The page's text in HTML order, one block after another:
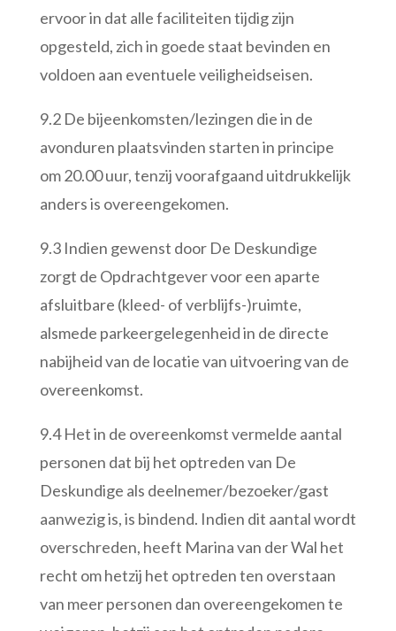
ervoor in dat alle faciliteiten tijdig zijn
opgesteld, zich in goede staat bevinden en
voldoen aan eventuele veiligheidseisen.
9.2 De bijeenkomsten/lezingen die in de
avonduren plaatsvinden starten in principe
om 20.00 uur, tenzij voorafgaand uitdrukkelijk
anders is overeengekomen.
9.3 Indien gewenst door De Deskundige
zorgt de Opdrachtgever voor een aparte
afsluitbare (kleed- of verblijfs-)ruimte,
alsmede parkeergelegenheid in de directe
nabijheid van de locatie van uitvoering van de
overeenkomst.
9.4 Het in de overeenkomst vermelde aantal
personen dat bij het optreden van De
Deskundige als deelnemer/bezoeker/gast
aanwezig is, is bindend. Indien dit aantal wordt
overschreden, heeft Marina van der Wal het
recht om hetzij het optreden ten overstaan
van meer personen dan overeengekomen te